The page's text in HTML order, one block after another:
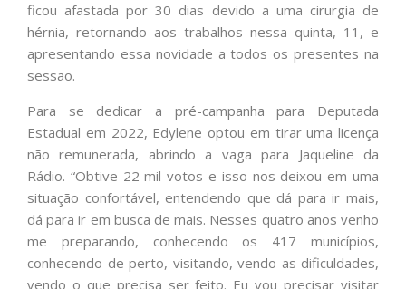
ficou afastada por 30 dias devido a uma cirurgia de
hérnia, retornando aos trabalhos nessa quinta, 11, e
apresentando essa novidade a todos os presentes na
sessão.
Para se dedicar a pré-campanha para Deputada
Estadual em 2022, Edylene optou em tirar uma licença
não remunerada, abrindo a vaga para Jaqueline da
Rádio. “Obtive 22 mil votos e isso nos deixou em uma
situação confortável, entendendo que dá para ir mais,
dá para ir em busca de mais. Nesses quatro anos venho
me preparando, conhecendo os 417 municípios,
conhecendo de perto, visitando, vendo as dificuldades,
vendo o que precisa ser feito. Eu vou precisar visitar